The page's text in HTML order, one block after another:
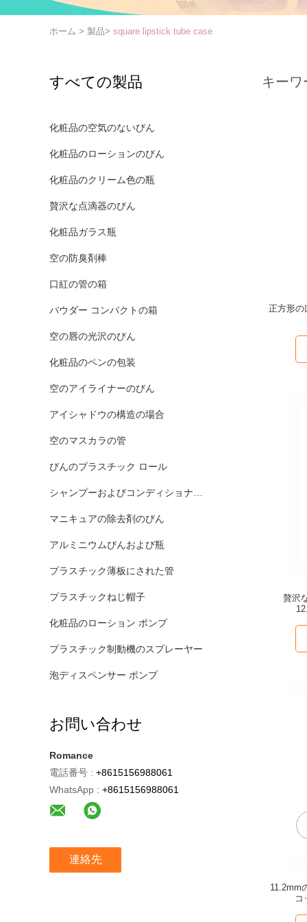
ホーム > 製品> square lipstick tube case
すべての製品
化粧品の空気のないびん
化粧品のローションのびん
化粧品のクリーム色の瓶
贅沢な点滴器のびん
化粧品ガラス瓶
空の防臭剤棒
口紅の管の箱
パウダー コンパクトの箱
空の唇の光沢のびん
化粧品のペンの包装
空のアイライナーのびん
アイシャドウの構造の場合
空のマスカラの管
びんのプラスチック ロール
シャンプーおよびコンディショナーのびん
マニキュアの除去剤のびん
アルミニウムびんおよび瓶
プラスチック薄板にされた管
プラスチックねじ帽子
化粧品のローション ポンプ
プラスチック制動機のスプレーヤー
泡ディスペンサー ポンプ
お問い合わせ
Romance
電話番号 : +8615156988061
WhatsApp : +8615156988061
連絡先
キーワ
正方形の
贅沢
11.2mm
コ